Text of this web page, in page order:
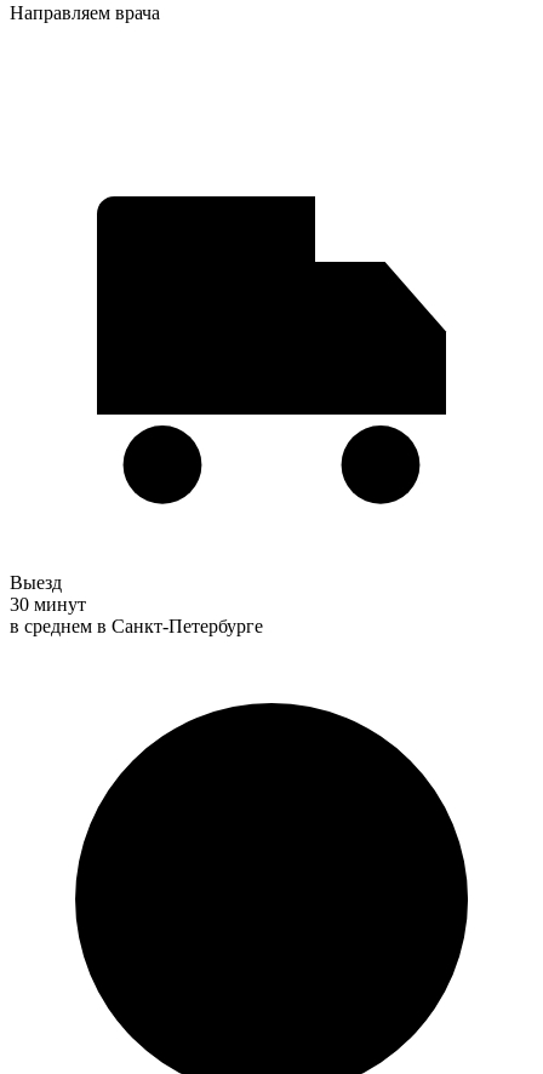
Направляем врача
Выезд
30 минут
в среднем в Санкт-Петербурге